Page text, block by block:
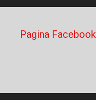
Pagina Facebook